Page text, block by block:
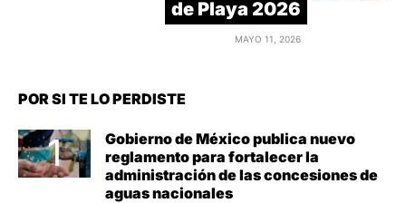
de Playa 2026
MAYO 11, 2026
POR SI TE LO PERDISTE
Gobierno de México publica nuevo
reglamento para fortalecer la
administración de las concesiones de
aguas nacionales